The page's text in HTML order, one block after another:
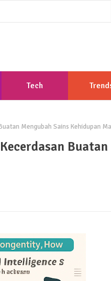
Tech
Mengubah Sains Kehidupan